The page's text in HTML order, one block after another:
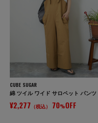
CUBE SUGAR
綿 ツイル ワイド サロペット パンツ
¥2,277 （税込） 70%OFF